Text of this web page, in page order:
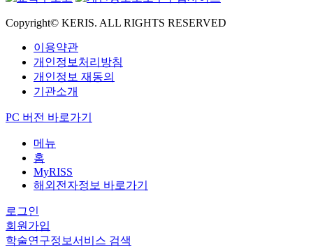
Copyright© KERIS. ALL RIGHTS RESERVED
이용약관
개인정보처리방침
개인정보 재동의
기관소개
PC 버전 바로가기
메뉴
홈
MyRISS
해외전자정보 바로가기
로그인
회원가입
학술연구정보서비스 검색